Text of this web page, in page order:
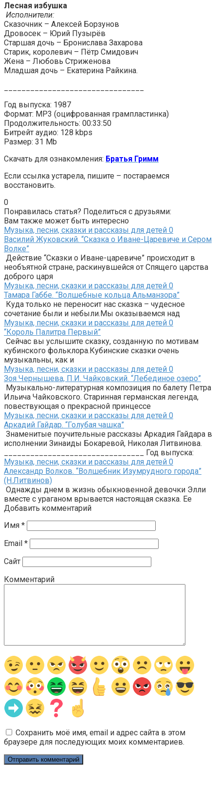
Лесная избушка
Исполнители:
Сказочник – Алексей Борзунов
Дровосек – Юрий Пузырёв
Старшая дочь – Бронислава Захарова
Старик, королевич – Пётр Смидович
Жена – Любовь Стриженова
Младшая дочь – Екатерина Райкина.
Год выпуска: 1987
Формат: MP3 (оцифрованная грампластинка)
Продолжительность: 00:33:50
Битрейт аудио: 128 kbps
Размер: 31 Mb
Скачать для ознакомления: Братья Гримм
Если ссылка устарела, пишите – постараемся
восстановить.
0
Понравилась статья? Поделиться с друзьями:
Вам также может быть интересно
Музыка, песни, сказки и рассказы для детей 0
Василий Жуковский. “Сказка о Иване-Царевиче и Сером
Волке”
Действие “Сказки о Иване-царевиче” происходит в
необъятной стране, раскинувшейся от Спящего царства
доброго царя
Музыка, песни, сказки и рассказы для детей 0
Тамара Габбе. “Волшебные кольца Альманзора”
Куда только не переносит нас сказка – чудесное
сочетание были и небыли.Мы оказываемся над
Музыка, песни, сказки и рассказы для детей 0
“Король Палитра Первый”
Сейчас вы услышите сказку, созданную по мотивам
кубинского фольклора.Кубинские сказки очень
музыкальны, как и
Музыка, песни, сказки и рассказы для детей 0
Зоя Чернышева, П.И. Чайковский. “Лебединое озеро”
Музыкально-литературная композиция по балету Петра
Ильича Чайковского. Старинная германская легенда,
повествующая о прекрасной принцессе
Музыка, песни, сказки и рассказы для детей 0
Аркадий Гайдар. “Голубая чашка”
Знаменитые поучительные рассказы Аркадия Гайдара в
исполнении Зинаиды Бокаревой, Николая Литвинова.
________________________________ Год выпуска:
Музыка, песни, сказки и рассказы для детей 0
Александр Волков. “Волшебник Изумрудного города”
(Н.Литвинов)
Однажды днем в жизнь обыкновенной девочки Элли
вместе с ураганом врывается настоящая сказка. Ее
Добавить комментарий
Имя *
Email *
Сайт
Комментарий
Сохранить моё имя, email и адрес сайта в этом
браузере для последующих моих комментариев.